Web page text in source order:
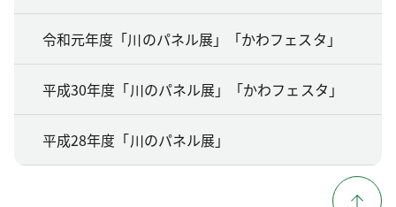
令和元年度「川のパネル展」「かわフェスタ」
平成30年度「川のパネル展」「かわフェスタ」
平成28年度「川のパネル展」